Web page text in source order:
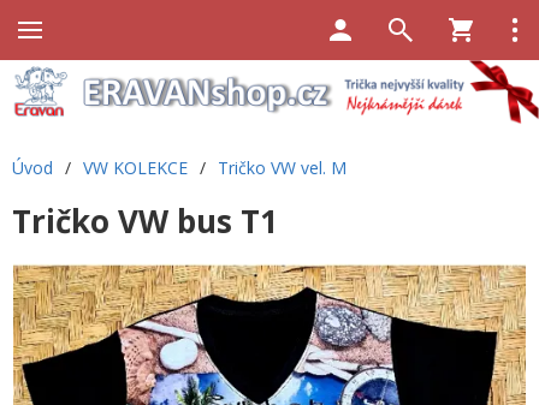
Úvod / VW KOLEKCE / Tričko VW vel. M
Tričko VW bus T1